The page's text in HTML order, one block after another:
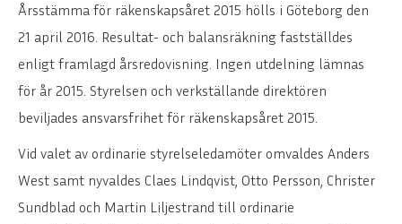
Årsstämma för räkenskapsåret 2015 hölls i Göteborg den
21 april 2016. Resultat- och balansräkning fastställdes
enligt framlagd årsredovisning. Ingen utdelning lämnas
för år 2015. Styrelsen och verkställande direktören
beviljades ansvarsfrihet för räkenskapsåret 2015.
Vid valet av ordinarie styrelseledamöter omvaldes Anders
West samt nyvaldes Claes Lindqvist, Otto Persson, Christer
Sundblad och Martin Liljestrand till ordinarie